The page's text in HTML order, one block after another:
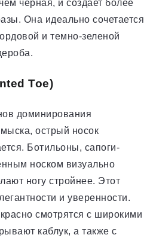
черная, и создает более
Она идеально сочетается
и темно-зеленой
Toe)
доминирования
мыска, острый носок
Ботильоны, сапоги-
носком визуально
ногу стройнее. Этот
и уверенности.
смотрятся с широкими
каблук, а также с